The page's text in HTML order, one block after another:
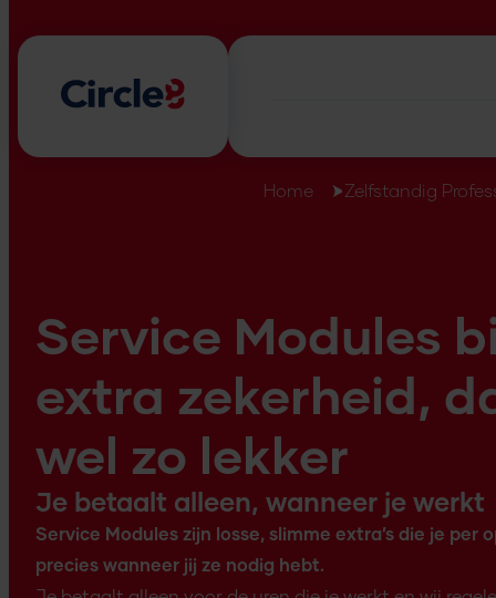
Home Zelfstandig
Service Modules
extra zekerheid,
wel zo lekker
Je betaalt alleen, wanneer je werkt
Service Modules zijn losse, slimme extra’s die je
precies wanneer jij ze nodig hebt.